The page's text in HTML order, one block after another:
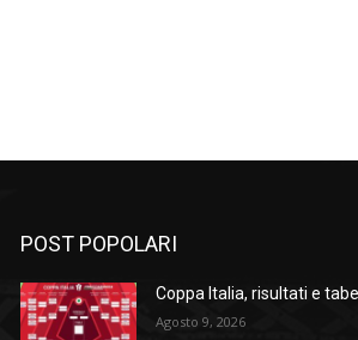
POST POPOLARI
Coppa Italia, risultati e
Agosto 9, 2026